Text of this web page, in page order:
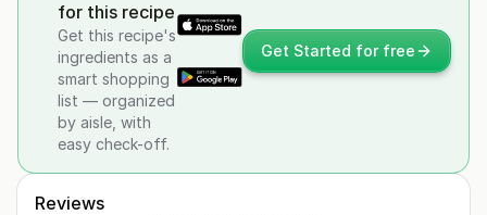
for this recipe
Get this recipe's
ingredients as a
smart shopping
list — organized
by aisle, with
easy check-off.
Get Started for free
Reviews